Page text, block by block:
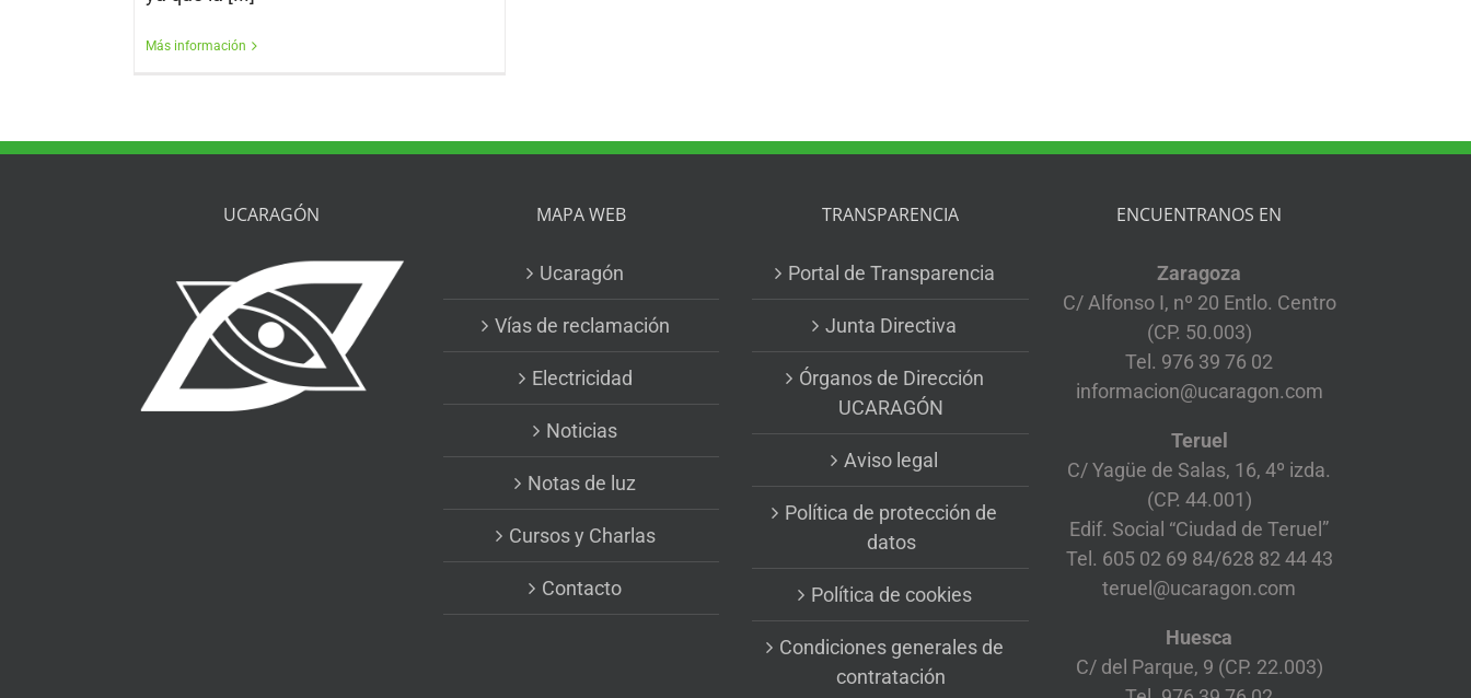
Más información
UCARAGÓN MAPA WEB
Ucaragón
Vías de reclamación
Electricidad
Noticias
Notas de luz
Cursos y Charlas
Contacto
TRANSPARENCIA
Portal de Transparencia
Junta Directiva
Órganos de Dirección
UCARAGÓN
Aviso legal
Política de protección de
datos
Política de cookies
Condiciones generales de
contratación
ENCUENTRANOS EN
Zaragoza
C/ Alfonso I, nº 20 Entlo. Centro
(CP. 50.003)
Tel. 976 39 76 02
informacion@ucaragon.com
Teruel
C/ Yagüe de Salas, 16, 4º izda.
(CP. 44.001)
Edif. Social “Ciudad de Teruel”
Tel. 605 02 69 84/628 82 44 43
teruel@ucaragon.com
Huesca
C/ del Parque, 9 (CP. 22.003)